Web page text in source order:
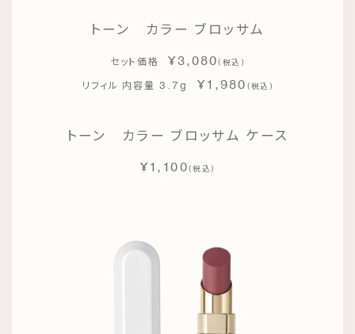
トーン カラー ブロッサム
セット価格 ¥3,080( 税込 )
リフィル 内容量 3.7g ¥1,980 (税込 )
トーン カラー ブロッサム ケース
¥1,100(税込 )